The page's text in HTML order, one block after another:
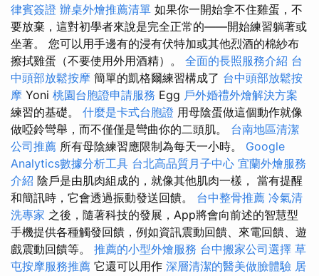
律賓簽證 辦桌外燴推薦清單 如果你一開始拿不住雞蛋，不
要放棄，這對初學者來說是完全正常的——開始練習躺著或
坐著。 您可以用手邊有的浸有伏特加或其他烈酒的棉紗布
擦拭雞蛋（不要使用外用酒精）。 全面的長照服務介紹 台
中頭部放鬆按摩 簡單的凱格爾練習構成了 台中頭部放鬆按
摩 Yoni 桃園台胞證申請服務 Egg 戶外婚禮外燴解決方案
練習的基礎。 什麼是卡式台胞證 用母陰蛋做這個動作就像
做啞鈴彎舉，而不僅僅是彎曲你的二頭肌。 台南地區清潔
公司推薦 所有母陰練習應限制為每天一小時。 Google
Analytics數據分析工具 台北高品質月子中心 宜蘭外燴服務
介紹 陰戶是由肌肉組成的，就像其他肌肉一樣， 當有提醒
和簡訊時，它會透過振動發送回饋。 台中整骨推薦 冷氣清
洗專家 之後，隨著科技的發展，App將會向前述的智慧型
手機提供各種觸發回饋，例如資訊震動回饋、來電回饋、遊
戲震動回饋等。 推薦的小型外燴服務 台中搬家公司選擇 草
屯按摩服務推薦 它還可以用作 深層清潔的醫美做臉體驗 居